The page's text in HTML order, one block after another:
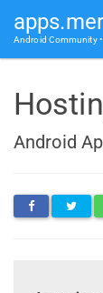
Android Community
Android